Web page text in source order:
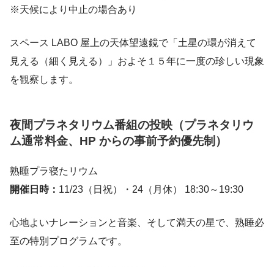
※天候により中止の場合あり
スペース LABO 屋上の天体望遠鏡で「土星の環が消えて
見える（細く見える）」およそ１５年に一度の珍しい現象
を観察します。
夜間プラネタリウム番組の投映 （プラネタリウ
ム通常料金、HP からの事前予約優先制）
熟睡プラ寝たリウム
開催日時： 11/23（日祝）・24（月休） 18:30～19:30
心地よいナレーションと音楽、そして満天の星で、熟睡必
至の特別プログラムです。